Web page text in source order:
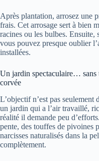
Après plantation, arrosez une
frais. Cet arrosage sert à bien
racines ou les bulbes. Ensuite,
vous pouvez presque oublier
installées.
Un jardin spectaculaire… sans
corvée
L’objectif n’est pas seulement
un jardin qui a l’air travaillé,
réalité il demande peu
pente, des touffes de pivoines
narcisses naturalisés dans la
complètement.